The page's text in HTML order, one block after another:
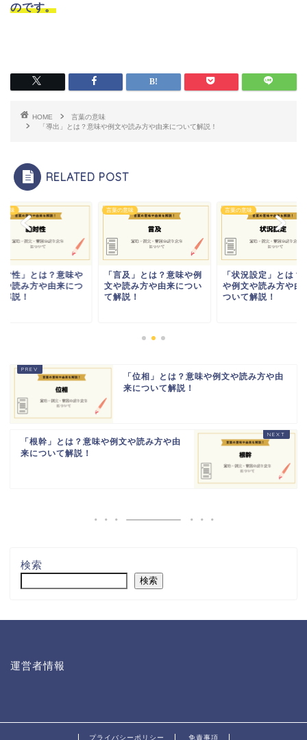
のです。
HOME
言葉の意味
「導出」とは？意味や例文や読み方や由来について解説！
RELATED POST
意味
対性」とは？意味や
や読み方や由来につ
説！
言葉の意味
「言及」とは？意味や例
文や読み方や由来につい
て解説！
言葉の意味
「状況設定」とは？
や例文や読み方や由
ついて解説！
「位相」とは？意味や例文や読み方や由
来について解説！
「根幹」とは？意味や例文や読み方や由
来について解説！
検索
検索
運営者情報
プライバシーポリシー 免責事項